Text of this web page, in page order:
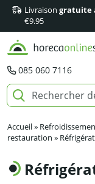
Livraison gratuite
€9.95
085 060 7116
Accueil»
restauration »